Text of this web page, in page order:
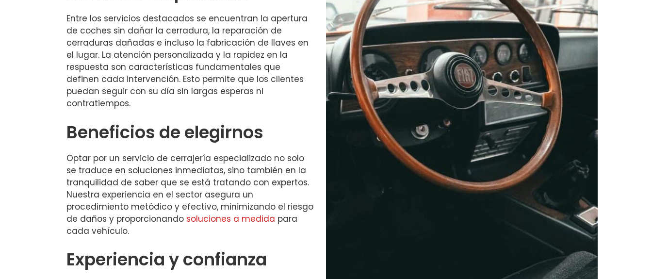
Entre los servicios destacados se encuentran la apertura
de coches sin dañar la cerradura, la reparación de
cerraduras dañadas e incluso la fabricación de llaves en
el lugar. La atención personalizada y la rapidez en la
respuesta son características fundamentales que
definen cada intervención. Esto permite que los clientes
puedan seguir con su día sin largas esperas ni
contratiempos.
Beneficios de elegirnos
Optar por un servicio de cerrajería especializado no solo
se traduce en soluciones inmediatas, sino también en la
tranquilidad de saber que se está tratando con expertos.
Nuestra experiencia en el sector asegura un
procedimiento metódico y efectivo, minimizando el riesgo
de daños y proporcionando soluciones a medida para
cada vehículo.
Experiencia y confianza